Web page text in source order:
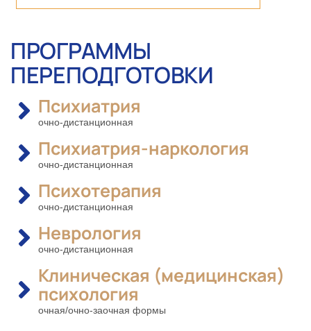
ПРОГРАММЫ
ПЕРЕПОДГОТОВКИ
Психиатрия
очно-дистанционная
Психиатрия-наркология
очно-дистанционная
Психотерапия
очно-дистанционная
Неврология
очно-дистанционная
Клиническая (медицинская)
психология
очная/очно-заочная формы